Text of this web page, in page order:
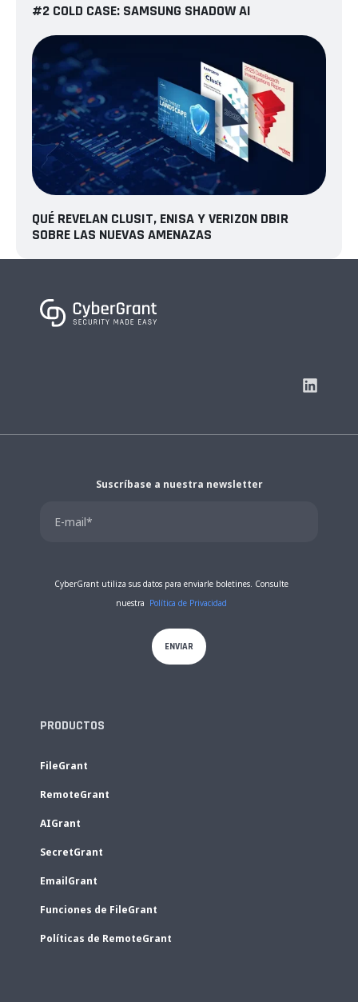
#2 COLD CASE: SAMSUNG SHADOW AI
QUÉ REVELAN CLUSIT, ENISA Y VERIZON DBIR
SOBRE LAS NUEVAS AMENAZAS
Suscríbase a nuestra newsletter
CyberGrant utiliza sus datos para enviarle boletines. Consulte
nuestra Política de Privacidad
PRODUCTOS
FileGrant
RemoteGrant
AIGrant
SecretGrant
EmailGrant
Funciones de FileGrant
Políticas de RemoteGrant